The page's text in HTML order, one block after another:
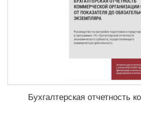
Бухгалтерская отчетность